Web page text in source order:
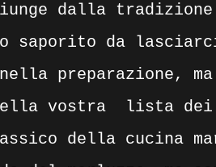
dalla tradizione
saporito da
preparazione,
vostra
lista
della cucina